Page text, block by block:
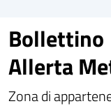
Bollettino
Allerta
Zona di